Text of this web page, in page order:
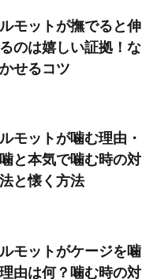
モットが撫でると伸
のは嬉しい証拠！な
せるコツ
モットが噛む理由・
と本気で噛む時の対
と懐く方法
モットがケージを噛
由は何？噛む時の対